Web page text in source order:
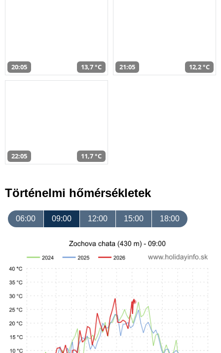
20:05 13,7 °C 21:05 12,2 °C
22:05 11,7 °C
Történelmi hőmérsékletek
06:00 09:00 12:00 15:00 18:00